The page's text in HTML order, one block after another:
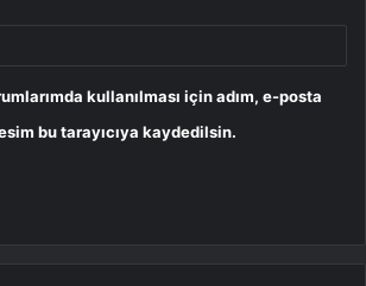
kullanılması için adım, e-posta
bu tarayıcıya kaydedilsin.